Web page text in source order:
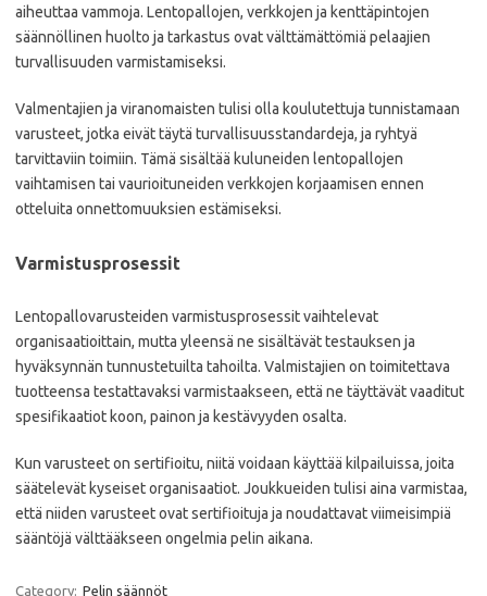
aiheuttaa vammoja. Lentopallojen, verkkojen ja kenttäpintojen
säännöllinen huolto ja tarkastus ovat välttämättömiä pelaajien
turvallisuuden varmistamiseksi.
Valmentajien ja viranomaisten tulisi olla koulutettuja tunnistamaan
varusteet, jotka eivät täytä turvallisuusstandardeja, ja ryhtyä
tarvittaviin toimiin. Tämä sisältää kuluneiden lentopallojen
vaihtamisen tai vaurioituneiden verkkojen korjaamisen ennen
otteluita onnettomuuksien estämiseksi.
Varmistusprosessit
Lentopallovarusteiden varmistusprosessit vaihtelevat
organisaatioittain, mutta yleensä ne sisältävät testauksen ja
hyväksynnän tunnustetuilta tahoilta. Valmistajien on toimitettava
tuotteensa testattavaksi varmistaakseen, että ne täyttävät vaaditut
spesifikaatiot koon, painon ja kestävyyden osalta.
Kun varusteet on sertifioitu, niitä voidaan käyttää kilpailuissa, joita
säätelevät kyseiset organisaatiot. Joukkueiden tulisi aina varmistaa,
että niiden varusteet ovat sertifioituja ja noudattavat viimeisimpiä
sääntöjä välttääkseen ongelmia pelin aikana.
Category: Pelin säännöt